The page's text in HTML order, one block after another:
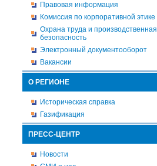
Правовая информация
Комиссия по корпоративной этике
Охрана труда и производственная
безопасность
Электронный документооборот
Вакансии
О РЕГИОНЕ
Историческая справка
Газификация
ПРЕСС-ЦЕНТР
Новости